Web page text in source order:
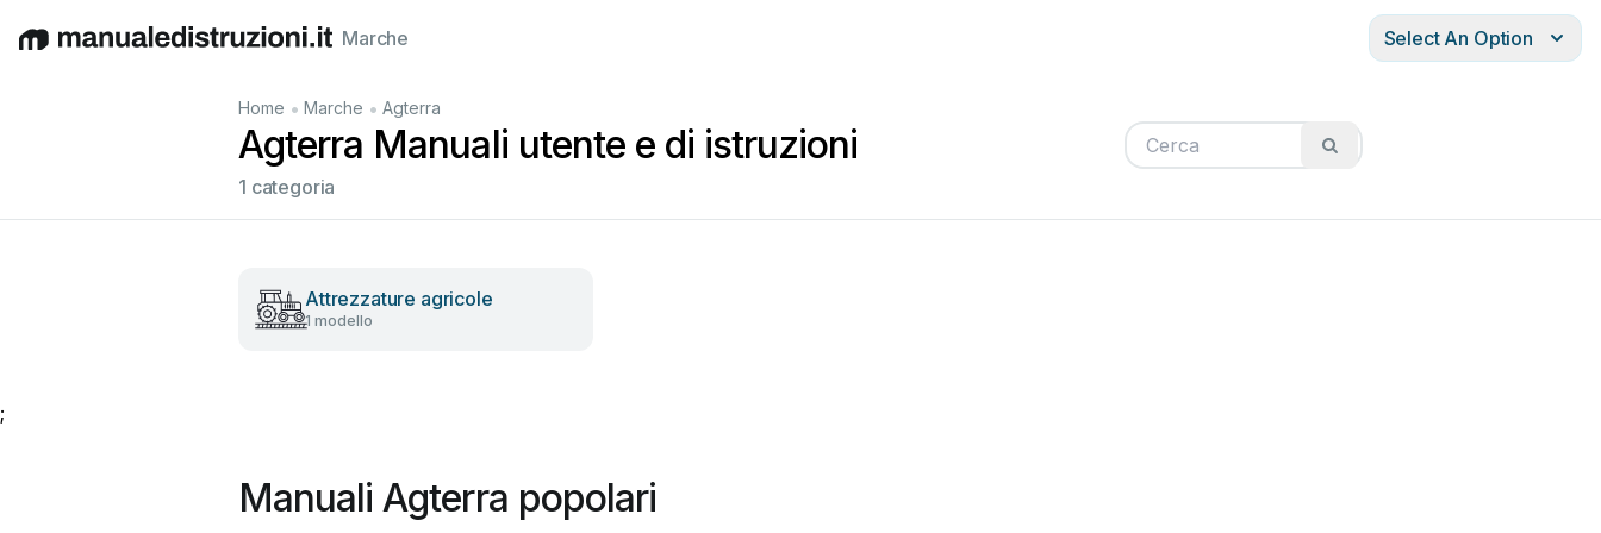
EnglishDeutschEspañol Italiano Français
Marche Select An Option
Home • Marche • Agterra
Agterra Manuali utente e di istruzioni
1 categoria
Attrezzature agricole
1 modello
;
Manuali Agterra popolari